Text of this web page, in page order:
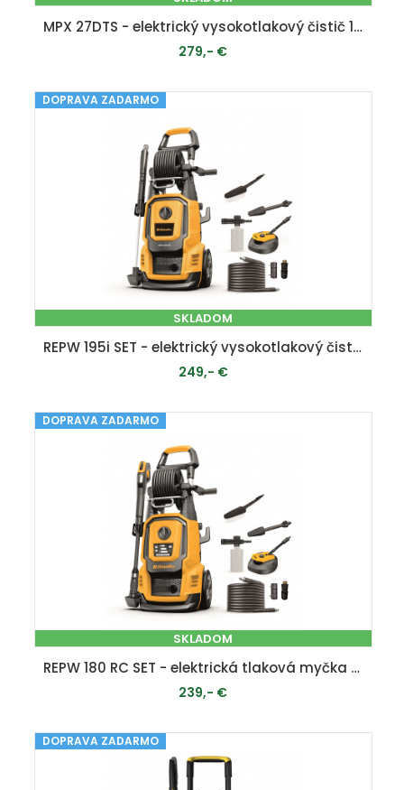
MPX 27DTS - elektrický vysokotlakový čistič 160 bar
279,- €
PRIDAŤ DO KOŠÍKA
DOPRAVA ZADARMO
SKLADOM
REPW 195i SET - elektrický vysokotlakový čistič 195 bar s indukčným motorom
249,- €
PRIDAŤ DO KOŠÍKA
DOPRAVA ZADARMO
SKLADOM
REPW 180 RC SET - elektrická tlaková myčka 180 barů s dálkovým ovládáním a příslušenstvím
239,- €
PRIDAŤ DO KOŠÍKA
DOPRAVA ZADARMO